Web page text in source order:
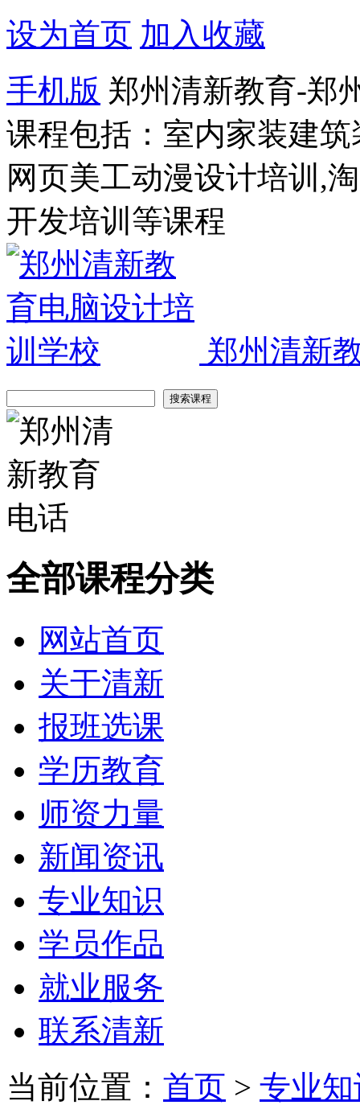
设为首页 加入收藏
手机版 郑州清新教育-郑
课程包括：室内家装建
网页美工动漫设计培训,
开发培训等课程
郑州清新
全部课程分类
网站首页
关于清新
报班选课
学历教育
师资力量
新闻资讯
专业知识
学员作品
就业服务
联系清新
当前位置： 首页 > 专业